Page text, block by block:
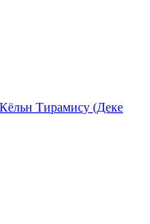
Тирамису (Деке